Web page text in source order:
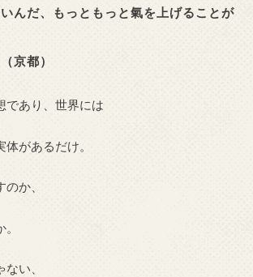
いんだ、もっともっと氣を上げることが
京都）
であり、世界には
があるだけ。
か、
い、